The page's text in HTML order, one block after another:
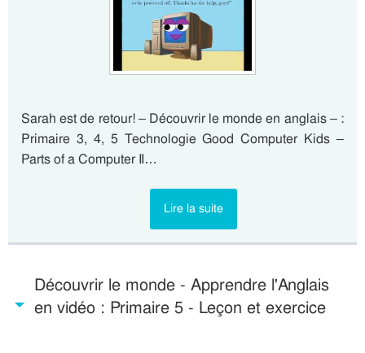
Sarah est de retour! – Découvrir le monde en anglais – :
Primaire 3, 4, 5 Technologie Good Computer Kids –
Parts of a Computer II…
Lire la suite
Découvrir le monde - Apprendre l'Anglais
en vidéo : Primaire 5 - Leçon et exercice